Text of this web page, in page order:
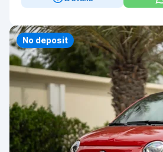
Priority
No deposit